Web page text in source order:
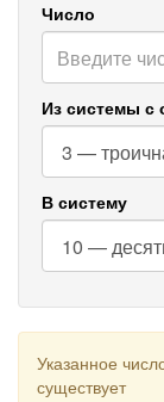
Число
Из системы с
В систему
Указанное
существует